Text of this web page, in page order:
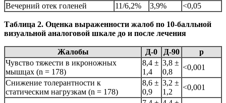
Вечерний отек голеней
11/6,2% 3,9% <0,05
Таблица 2. Оценка выраженности жалоб по 10-балльной
визуальной аналоговой шкале до и после лечения
Жалобы Д-0 Д-90
p
Чувство тяжести в икроножных
мышцах (n = 178)
8,4 ±
1,4
3,8 ±
0,8
<0,001
Снижение толерантности к
статическим нагрузкам (n = 178)
8,6 ±
0,9
3,2 ±
1,2
<0,001